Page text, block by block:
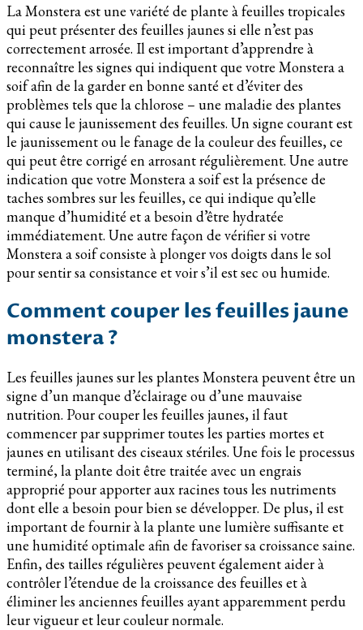
La Monstera est une variété de plante à feuilles tropicales
qui peut présenter des feuilles jaunes si elle n’est pas
correctement arrosée. Il est important d’apprendre à
reconnaître les signes qui indiquent que votre Monstera a
soif afin de la garder en bonne santé et d’éviter des
problèmes tels que la chlorose – une maladie des plantes
qui cause le jaunissement des feuilles. Un signe courant est
le jaunissement ou le fanage de la couleur des feuilles, ce
qui peut être corrigé en arrosant régulièrement. Une autre
indication que votre Monstera a soif est la présence de
taches sombres sur les feuilles, ce qui indique qu’elle
manque d’humidité et a besoin d’être hydratée
immédiatement. Une autre façon de vérifier si votre
Monstera a soif consiste à plonger vos doigts dans le sol
pour sentir sa consistance et voir s’il est sec ou humide.
Comment couper les feuilles jaune
monstera ?
Les feuilles jaunes sur les plantes Monstera peuvent être un
signe d’un manque d’éclairage ou d’une mauvaise
nutrition. Pour couper les feuilles jaunes, il faut
commencer par supprimer toutes les parties mortes et
jaunes en utilisant des ciseaux stériles. Une fois le processus
terminé, la plante doit être traitée avec un engrais
approprié pour apporter aux racines tous les nutriments
dont elle a besoin pour bien se développer. De plus, il est
important de fournir à la plante une lumière suffisante et
une humidité optimale afin de favoriser sa croissance saine.
Enfin, des tailles régulières peuvent également aider à
contrôler l’étendue de la croissance des feuilles et à
éliminer les anciennes feuilles ayant apparemment perdu
leur vigueur et leur couleur normale.